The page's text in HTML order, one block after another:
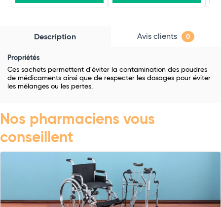
Description Avis clients 0
Propriétés
Ces sachets permettent d'éviter la contamination des poudres
de médicaments ainsi que de respecter les dosages pour éviter
les mélanges ou les pertes.
Nos pharmaciens vous
conseillent